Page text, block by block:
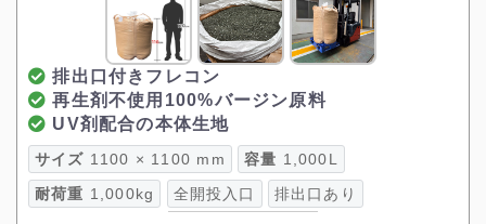
排出口付きフレコン
再生剤不使用100%バージン原料
UV剤配合の本体生地
サイズ 1100 × 1100 mm 容量 1,000L
耐荷重 1,000kg 全開投入口 排出口あり